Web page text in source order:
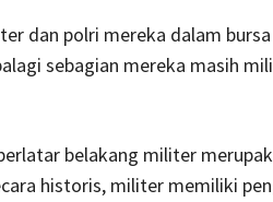
dan polri mereka dalam
sebagian mereka masih
belakang militer
historis, militer memiliki